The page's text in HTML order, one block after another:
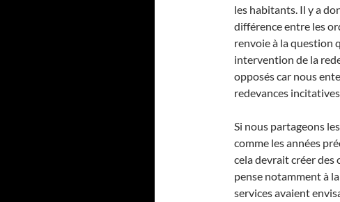
les habitants. Il y a
différence entre les
renvoie à la question
intervention de la
opposés car nous
redevances
Si nous partageons
comme les années
cela devrait créer des
pense notamment à
services avaient